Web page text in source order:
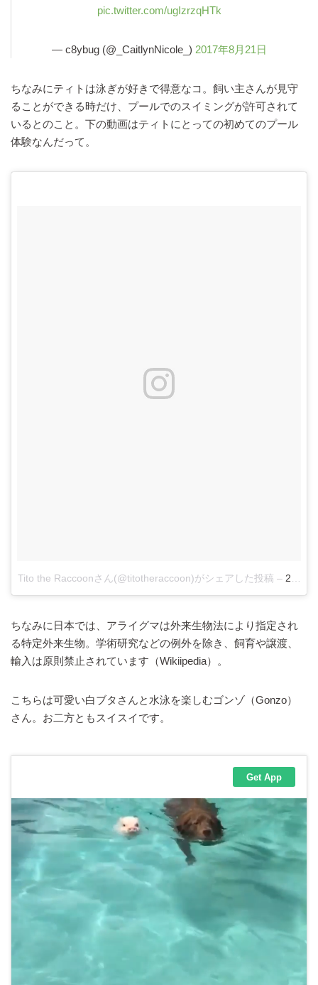
pic.twitter.com/ugIzrzqHTk
— c8ybug (@_CaitlynNicole_) 2017年8月21日
ちなみにティトは泳ぎが好きで得意なコ。飼い主さんが見守
ることができる時だけ、プールでのスイミングが許可されて
いるとのこと。下の動画はティトにとっての初めてのプール
体験なんだって。
Tito the Raccoonさん(@titotheraccoon)がシェアした投稿 –
ちなみに日本では、アライグマは外来生物法により指定され
る特定外来生物。学術研究などの例外を除き、飼育や譲渡、
輸入は原則禁止されています（Wikiipedia）。
こちらは可愛い白ブタさんと水泳を楽しむゴンゾ（Gonzo）
さん。お二方ともスイスイです。